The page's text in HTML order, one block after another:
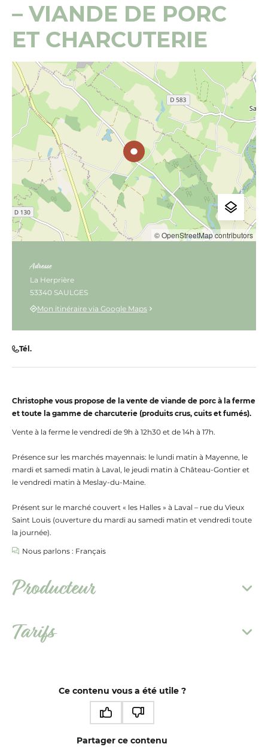
– VIANDE DE PORC
ET CHARCUTERIE
Christophe vous propose de la vente de viande de porc à la ferme
et toute la gamme de charcuterie (produits crus, cuits et fumés).
Vente à la ferme le vendredi de 9h à 12h30 et de 14h à 17h.
Présence sur les marchés mayennais: le lundi matin à Mayenne, le
mardi et samedi matin à Laval, le jeudi matin à Château-Gontier et
le vendredi matin à Meslay-du-Maine.
Présent sur le marché couvert « les Halles » à Laval – rue du Vieux
Saint Louis (ouverture du mardi au samedi matin et vendredi toute
la journée).
Nous parlons : Français
Producteur
Tarifs
© OpenStreetMap contributors
Adresse
La Herprière
53340 SAULGES
Mon itinéraire via Google Maps
Tél.
Ce contenu vous a été utile ?
Partager ce contenu